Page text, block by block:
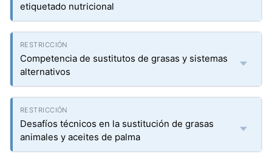
etiquetado nutricional
Competencia de sustitutos de grasas y sistemas
alternativos
Desafíos técnicos en la sustitución de grasas
animales y aceites de palma